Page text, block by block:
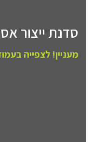
סדנת ייצור
מעניין! לצפייה